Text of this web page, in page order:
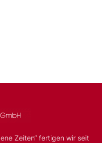
Zeiten“ fertigen wir seit